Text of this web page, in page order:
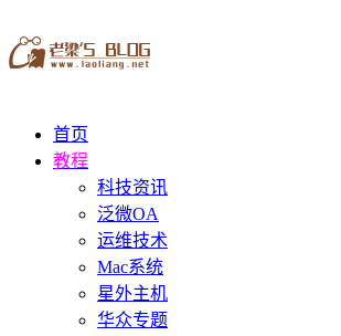
首页
教程
科技资讯
泛微OA
运维技术
Mac系统
星外主机
华众专题